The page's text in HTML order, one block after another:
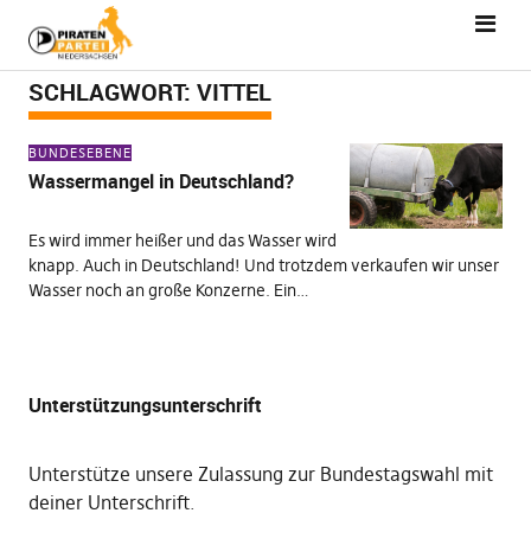
SCHLAGWORT: VITTEL
BUNDESEBENE
Wassermangel in Deutschland?
Es wird immer heißer und das Wasser wird
knapp. Auch in Deutschland! Und trotzdem verkaufen wir unser
Wasser noch an große Konzerne. Ein…
Unterstützungsunterschrift
Unterstütze unsere Zulassung zur Bundestagswahl mit
deiner Unterschrift.